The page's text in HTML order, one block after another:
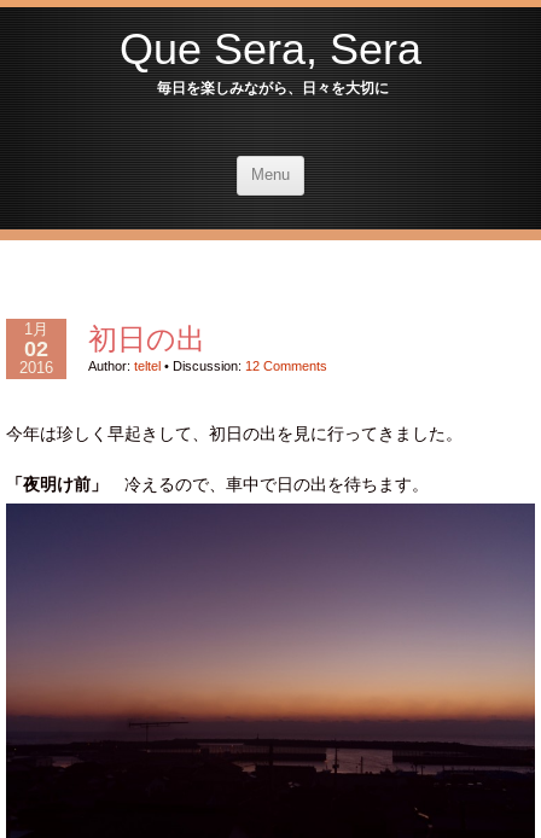
Que Sera, Sera
毎日を楽しみながら、日々を大切に
Menu
1月
02
2016
初日の出
Author: teltel • Discussion: 12 Comments
今年は珍しく早起きして、初日の出を見に行ってきました。
「夜明け前」 冷えるので、車中で日の出を待ちます。